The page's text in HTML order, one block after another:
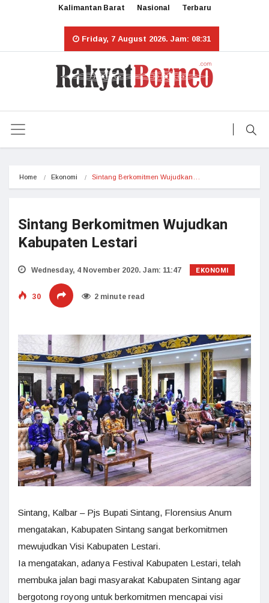
Kalimantan Barat Nasional Terbaru
Friday, 7 August 2026. Jam: 08:31
Home Ekonomi Sintang Berkomitmen Wujudkan…
Sintang Berkomitmen Wujudkan
Kabupaten Lestari
Wednesday, 4 November 2020. Jam: 11:47 EKONOMI
30 2 minute read
Sintang, Kalbar – Pjs Bupati Sintang, Florensius Anum
mengatakan, Kabupaten Sintang sangat berkomitmen
mewujudkan Visi Kabupaten Lestari.
Ia mengatakan, adanya Festival Kabupaten Lestari, telah
membuka jalan bagi masyarakat Kabupaten Sintang agar
bergotong royong untuk berkomitmen mencapai visi